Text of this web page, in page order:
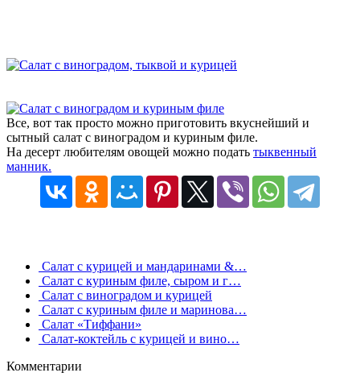
Все, вот так просто можно приготовить вкуснейший и
сытный салат с виноградом и куриным филе.
На десерт любителям овощей можно подать тыквенный
манник.
Салат с курицей и мандаринами &…
Салат с куриным филе, сыром и г…
Салат с виноградом и курицей
Салат с куриным филе и маринова…
Салат «Тиффани»
Салат-коктейль с курицей и вино…
Комментарии